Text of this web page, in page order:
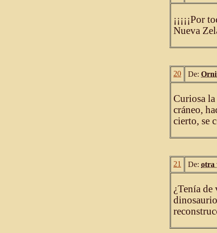
¡¡¡¡¡Por
Nueva
20 De:
Curiosa la
cráneo,
cierto, se
21 De: otra
¿Tenía de